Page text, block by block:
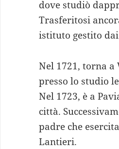
dove studiò
Trasferitosi
istituto gestito
Nel 1721, torna
presso lo studio
Nel 1723, è a
città.
padre che
Lantieri.